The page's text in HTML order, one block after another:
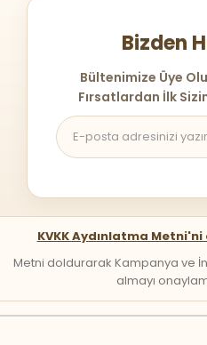
Bizden
Bültenimize Üye
Fırsatlardan İlk
KVKK Aydınlatma
Metni doldurarak Kampanya ve
almayı